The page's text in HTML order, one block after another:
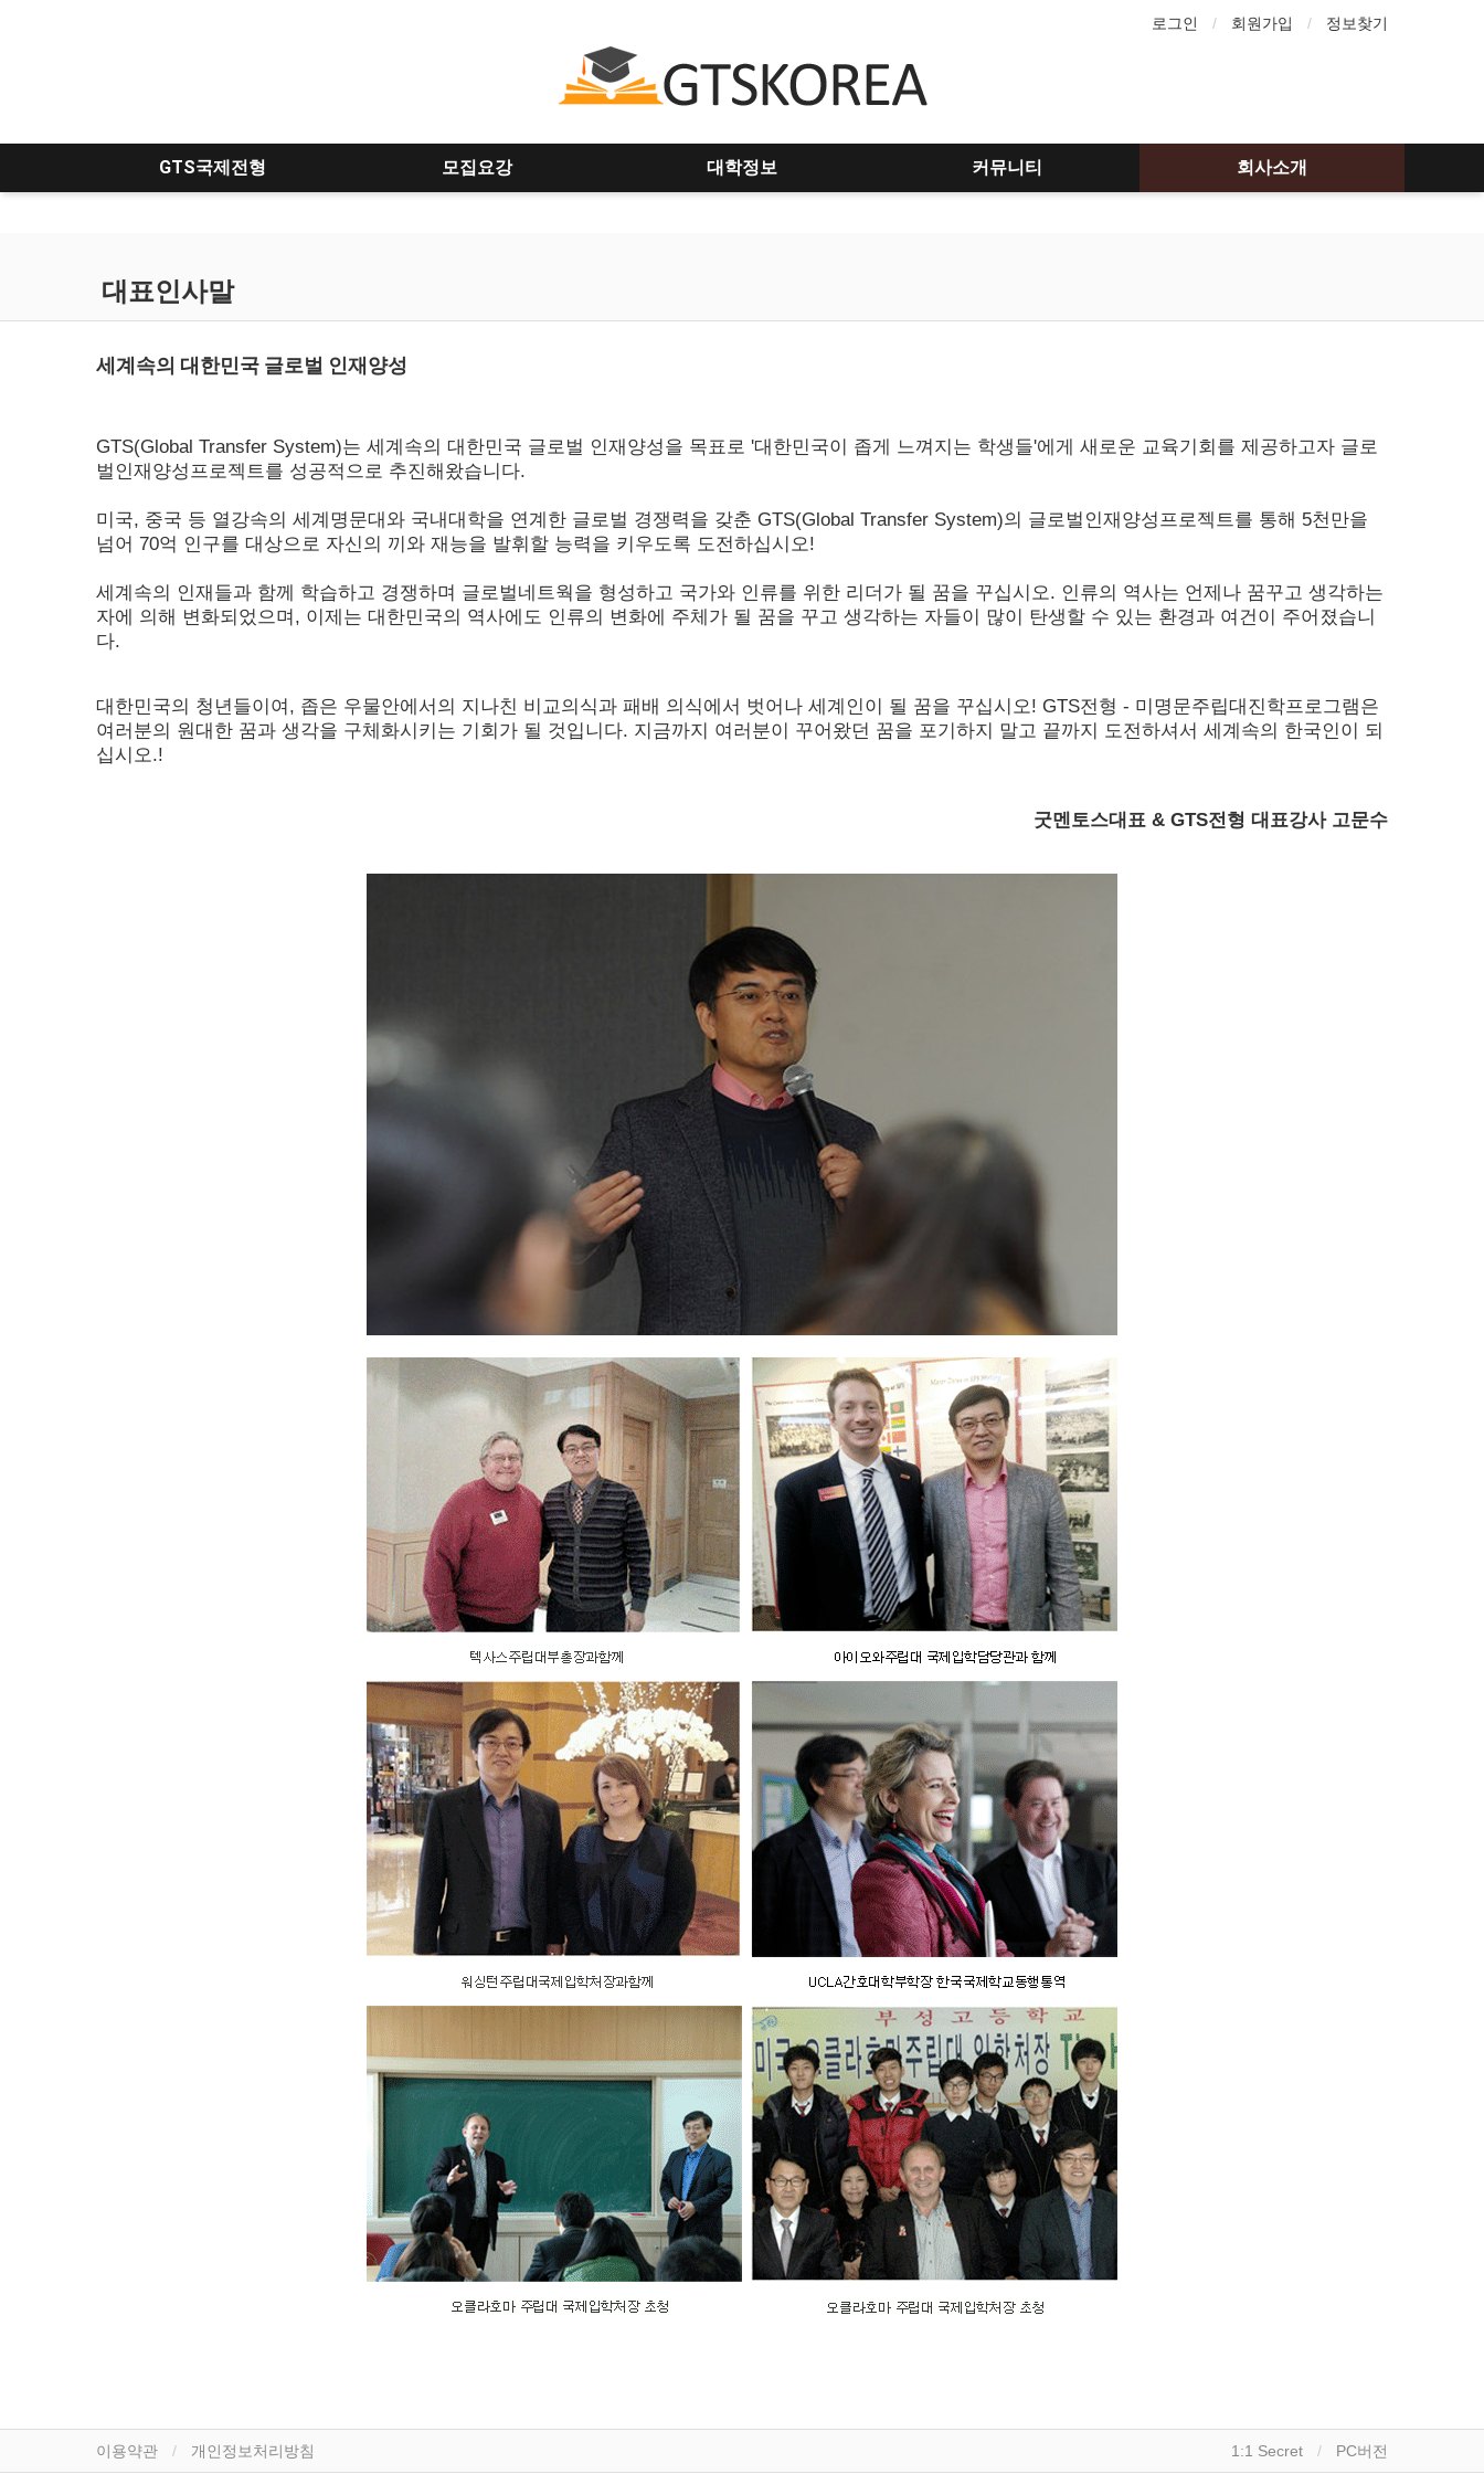
로그인 회원가입 정보찾기
GTS국제전형 모집요강 대학정보 커뮤니티 회사소개
대표인사말
세계속의 대한민국 글로벌 인재양성
GTS(Global Transfer System)는 세계속의 대한민국 글로벌 인재양성을 목표로 '대한민국이 좁게 느껴지는 학생들'에게 새로운 교육기회를 제공하고자 글로
벌인재양성프로젝트를 성공적으로 추진해왔습니다.
미국, 중국 등 열강속의 세계명문대와 국내대학을 연계한 글로벌 경쟁력을 갖춘 GTS(Global Transfer System)의 글로벌인재양성프로젝트를 통해 5천만을
넘어 70억 인구를 대상으로 자신의 끼와 재능을 발휘할 능력을 키우도록 도전하십시오!
세계속의 인재들과 함께 학습하고 경쟁하며 글로벌네트웍을 형성하고 국가와 인류를 위한 리더가 될 꿈을 꾸십시오. 인류의 역사는 언제나 꿈꾸고 생각하는
자에 의해 변화되었으며, 이제는 대한민국의 역사에도 인류의 변화에 주체가 될 꿈을 꾸고 생각하는 자들이 많이 탄생할 수 있는 환경과 여건이 주어졌습니
다.
대한민국의 청년들이여, 좁은 우물안에서의 지나친 비교의식과 패배 의식에서 벗어나 세계인이 될 꿈을 꾸십시오! GTS전형 - 미명문주립대진학프로그램은
여러분의 원대한 꿈과 생각을 구체화시키는 기회가 될 것입니다. 지금까지 여러분이 꾸어왔던 꿈을 포기하지 말고 끝까지 도전하셔서 세계속의 한국인이 되
십시오.!
굿멘토스대표 & GTS전형 대표강사 고문수
이용약관 개인정보처리방침 1:1 Secret PC버전